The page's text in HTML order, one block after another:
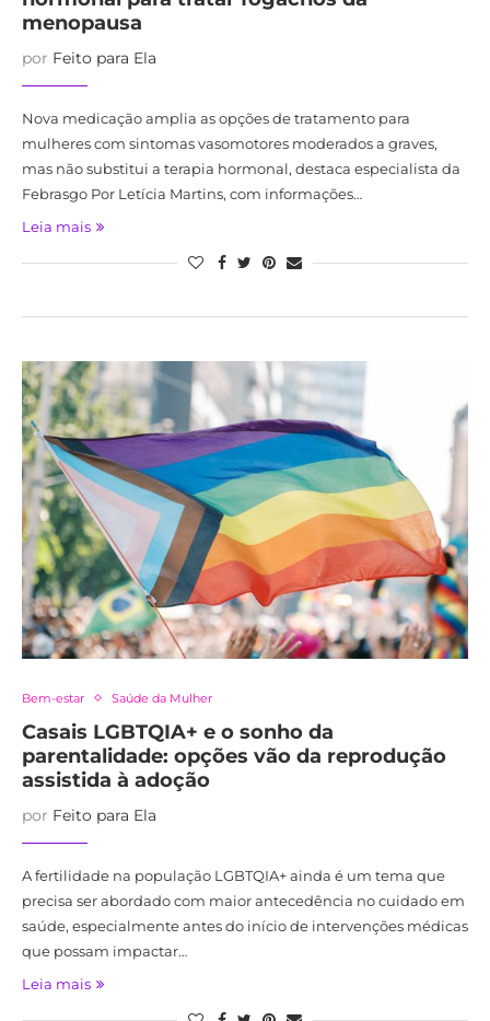
menopausa
por Feito para Ela
Nova medicação amplia as opções de tratamento para
mulheres com sintomas vasomotores moderados a graves,
mas não substitui a terapia hormonal, destaca especialista da
Febrasgo Por Letícia Martins, com informações…
Leia mais
Bem-estar Saúde da Mulher
Casais LGBTQIA+ e o sonho da
parentalidade: opções vão da reprodução
assistida à adoção
por Feito para Ela
A fertilidade na população LGBTQIA+ ainda é um tema que
precisa ser abordado com maior antecedência no cuidado em
saúde, especialmente antes do início de intervenções médicas
que possam impactar…
Leia mais